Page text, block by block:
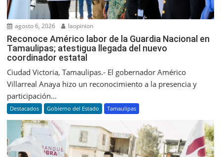
agosto 6, 2026 laopinion
Reconoce Américo labor de la Guardia Nacional en
Tamaulipas; atestigua llegada del nuevo
coordinador estatal
Ciudad Victoria, Tamaulipas.- El gobernador Américo
Villarreal Anaya hizo un reconocimiento a la presencia y
participación...
Destacados Gobierno del Estado Tamaulipas